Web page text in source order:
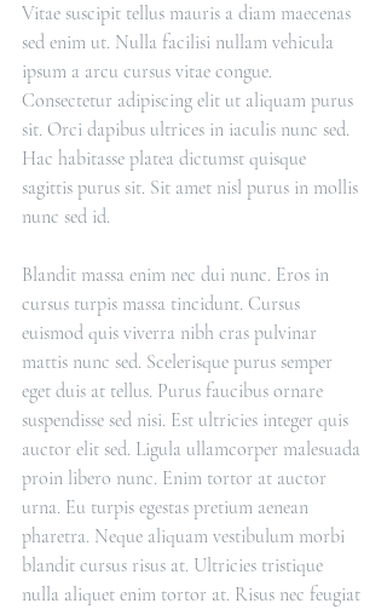
Vitae suscipit tellus mauris a diam maecenas
sed enim ut. Nulla facilisi nullam vehicula
ipsum a arcu cursus vitae congue.
Consectetur adipiscing elit ut aliquam purus
sit. Orci dapibus ultrices in iaculis nunc sed.
Hac habitasse platea dictumst quisque
sagittis purus sit. Sit amet nisl purus in mollis
nunc sed id.
Blandit massa enim nec dui nunc. Eros in
cursus turpis massa tincidunt. Cursus
euismod quis viverra nibh cras pulvinar
mattis nunc sed. Scelerisque purus semper
eget duis at tellus. Purus faucibus ornare
suspendisse sed nisi. Est ultricies integer quis
auctor elit sed. Ligula ullamcorper malesuada
proin libero nunc. Enim tortor at auctor
urna. Eu turpis egestas pretium aenean
pharetra. Neque aliquam vestibulum morbi
blandit cursus risus at. Ultricies tristique
nulla aliquet enim tortor at. Risus nec feugiat